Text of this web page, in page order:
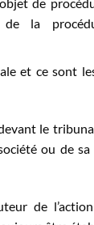
de la
et ce sont
le
ou de sa
de